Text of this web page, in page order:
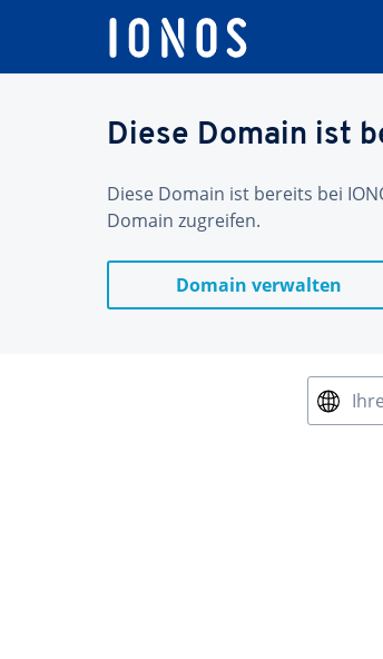
Diese Domain ist
Diese Domain ist bereits bei
Domain zugreifen.
Domain verwalten